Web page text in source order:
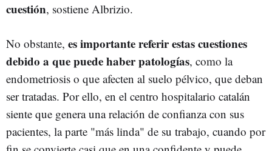
cuestión, sostiene Albrizio.
No obstante, es importante referir estas cuestiones
debido a que puede haber patologías, como la
endometriosis o que afecten al suelo pélvico, que deban
ser tratadas. Por ello, en el centro hospitalario catalán
siente que genera una relación de confianza con sus
pacientes, la parte "más linda" de su trabajo, cuando por